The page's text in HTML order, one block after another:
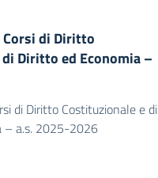
Corsi di Diritto
Diritto ed Economia –
di Diritto Costituzionale e di
– a.s. 2025-2026